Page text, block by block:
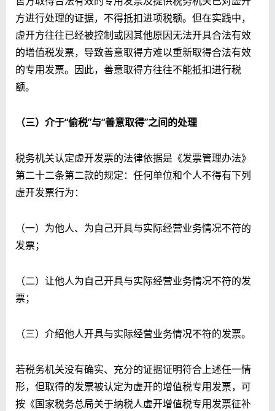
方进行处理的证据，不得抵扣进项税额。但在实践中，
虚开方往往已经被控制或因其他原因无法开具合法有效
的增值税发票，导致善意取得方难以重新取得合法有效
的专用发票。因此，善意取得方往往不能抵扣进行税
额。
（三）介于“偷税”与“善意取得”之间的处理
税务机关认定虚开发票的法律依据是《发票管理办法》
第二十二条第二款的规定：任何单位和个人不得有下列
虚开发票行为：
（一）为他人、为自己开具与实际经营业务情况不符的
发票；
（二）让他人为自己开具与实际经营业务情况不符的发
票；
（三）介绍他人开具与实际经营业务情况不符的发票。
若税务机关没有确实、充分的证据证明符合上述任一情
形，但取得的发票被认定为虚开的增值税专用发票，可
按《国家税务总局关于纳税人虚开增值税专用发票征补